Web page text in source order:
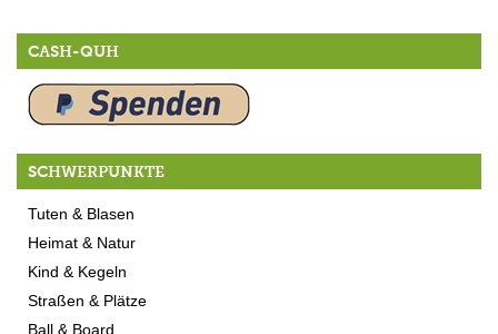
CASH-QUH
SCHWERPUNKTE
Tuten & Blasen
Heimat & Natur
Kind & Kegeln
Straßen & Plätze
Ball & Board